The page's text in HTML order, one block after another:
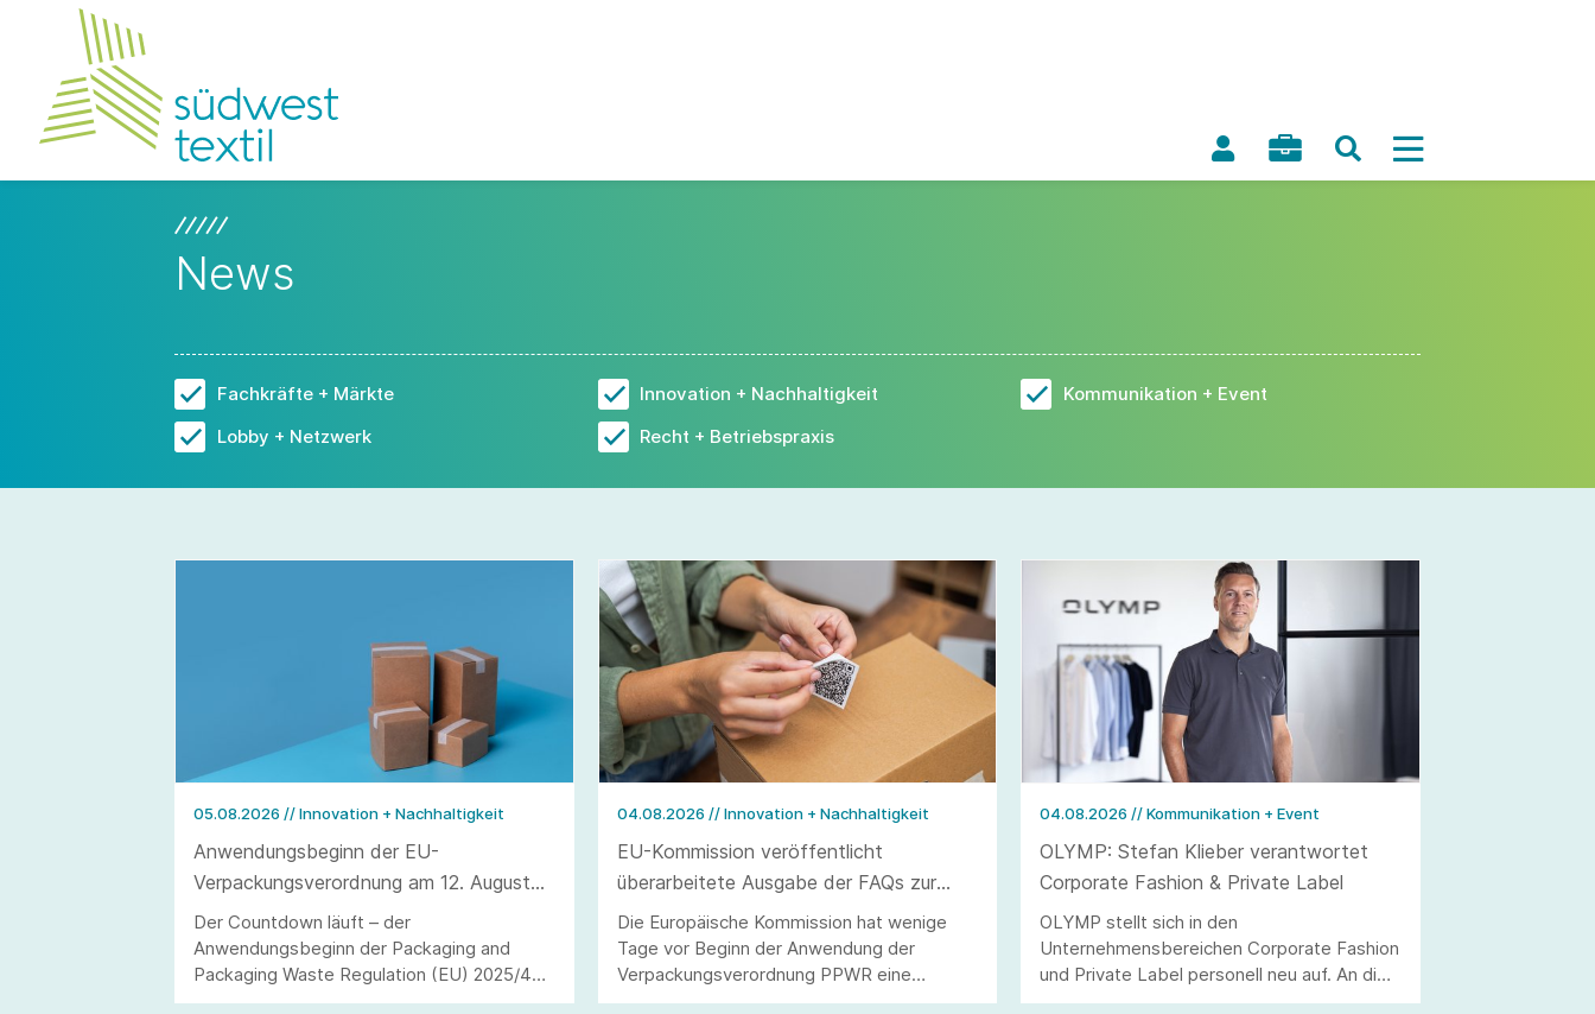
News
Fachkräfte + Märkte Innovation + Nachhaltigkeit
Kommunikation + Event
Lobby + Netzwerk
Recht + Betriebspraxis
05.08.2026 // Innovation + Nachhaltigkeit
Anwendungsbeginn der EU-
Verpackungsverordnung am 12. August
2026
Der Countdown läuft – der
Anwendungsbeginn der Packaging and
Packaging Waste Regulation (EU) 2025/40
(kurz: PPWR) steht in den Startlöchern.
04.08.2026 // Innovation + Nachhaltigkeit
EU-Kommission veröffentlicht
überarbeitete Ausgabe der FAQs zur
Verpackungsverordnung PPWR
Die Europäische Kommission hat wenige
Tage vor Beginn der Anwendung der
Verpackungsverordnung PPWR eine
überarbeitete Ausgabe ihrer FAQs
04.08.2026// Kommunikation + Event
OLYMP: Stefan Klieber verantwortet
Corporate Fashion & Private Label
OLYMP stellt sich in den
Unternehmensbereichen Corporate Fashion
und Private Label personell neu auf. An die
Stelle von Andreas Telahr rückt der